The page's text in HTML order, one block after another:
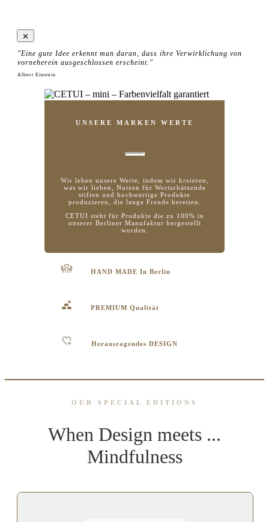
"Eine gute Idee erkennt man daran, dass ihre Verwirklichung von
vorneherein ausgeschlossen erscheint."
Albert Einstein
UNSERE MARKEN WERTE
Wir leben unsere Werte, indem wir kreieren,
was wir lieben, Nutzen für Wertschätzende
stiften und hochwertige Produkte
produzieren, die lange Freude bereiten.
CETUI steht für Produkte die zu 100% in
unserer Berliner Manufaktur hergestellt
wurden.
HAND MADE In Berlin
PREMIUM Qualität
Herausragendes DESIGN
OUR SPECIAL EDITIONS
When Design meets ...
Mindfulness